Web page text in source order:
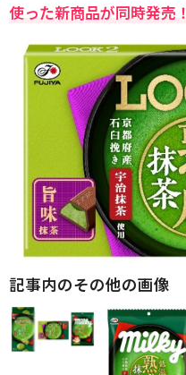
使った新商品が同時発売！
記事内のその他の画像